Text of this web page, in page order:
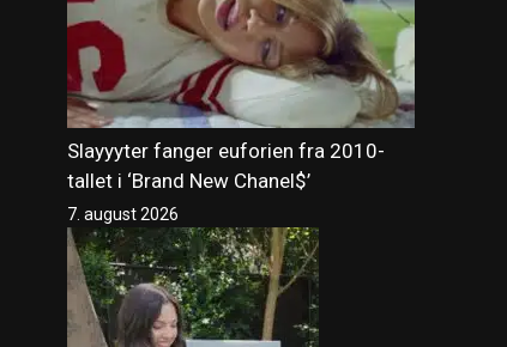
Slayyyter fanger euforien fra 2010-
tallet i ‘Brand New Chanel$’
7. august 2026